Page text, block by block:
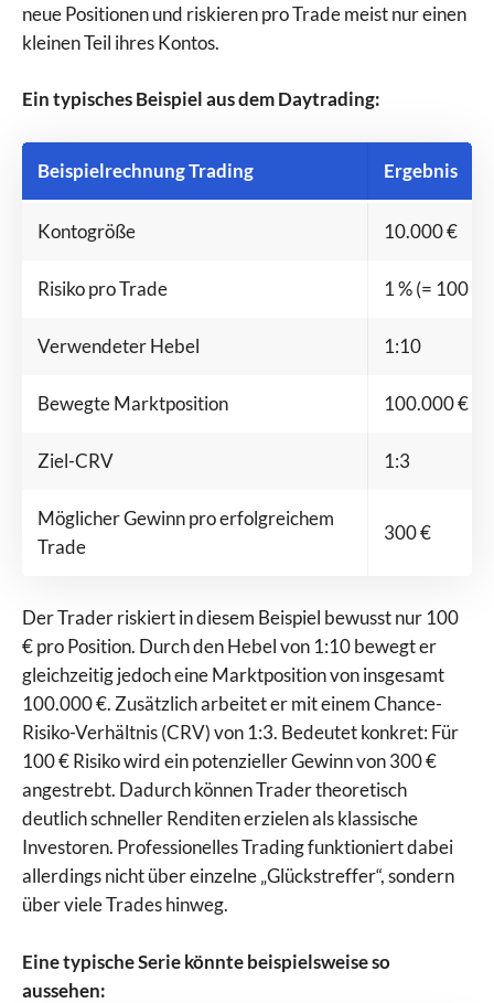
neue Positionen und riskieren pro Trade meist nur einen
kleinen Teil ihres Kontos.
Ein typisches Beispiel aus dem Daytrading:
Beispielrechnung Trading Ergebnis
Kontogröße 10.000 €
Risiko pro Trade 1 % (= 100 €)
Verwendeter Hebel 1:10
Bewegte Marktposition 100.000 €
Ziel-CRV 1:3
Möglicher Gewinn pro erfolgreichem
Trade
300 €
Der Trader riskiert in diesem Beispiel bewusst nur 100
€ pro Position. Durch den Hebel von 1:10 bewegt er
gleichzeitig jedoch eine Marktposition von insgesamt
100.000 €. Zusätzlich arbeitet er mit einem Chance-
Risiko-Verhältnis (CRV) von 1:3. Bedeutet konkret: Für
100 € Risiko wird ein potenzieller Gewinn von 300 €
angestrebt. Dadurch können Trader theoretisch
deutlich schneller Renditen erzielen als klassische
Investoren. Professionelles Trading funktioniert dabei
allerdings nicht über einzelne „Glückstreffer“, sondern
über viele Trades hinweg.
Eine typische Serie könnte beispielsweise so
aussehen: